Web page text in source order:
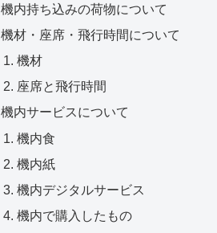
機内持ち込みの荷物について
機材・座席・飛行時間について
機材
座席と飛行時間
機内サービスについて
機内食
機内紙
機内デジタルサービス
機内で購入したもの